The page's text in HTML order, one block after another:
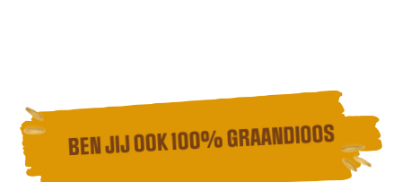
BEN JIJ OOK 100% GRAANDIOOS?